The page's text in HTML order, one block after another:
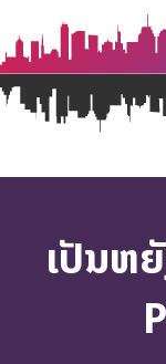
ເປັນຫ